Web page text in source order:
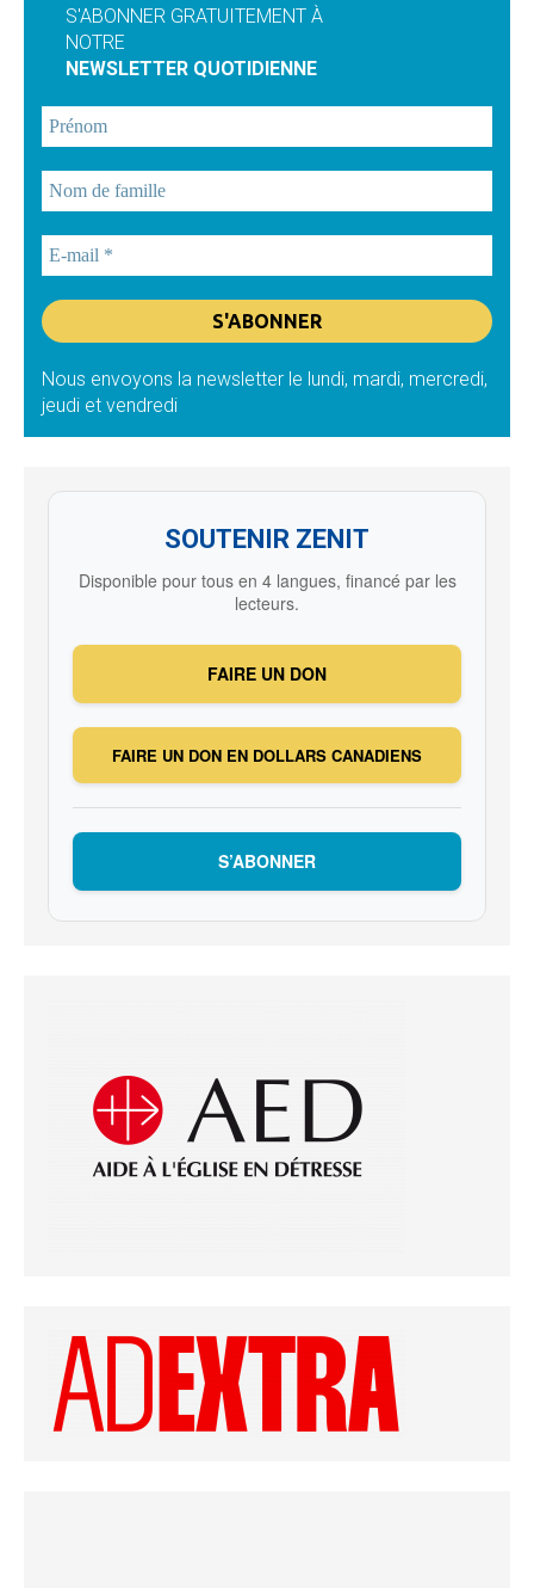
S'ABONNER GRATUITEMENT À
NOTRE
NEWSLETTER QUOTIDIENNE
Nous envoyons la newsletter le lundi, mardi, mercredi,
jeudi et vendredi
SOUTENIR ZENIT
Disponible pour tous en 4 langues, financé par les
lecteurs.
FAIRE UN DON
FAIRE UN DON EN DOLLARS CANADIENS
S’ABONNER